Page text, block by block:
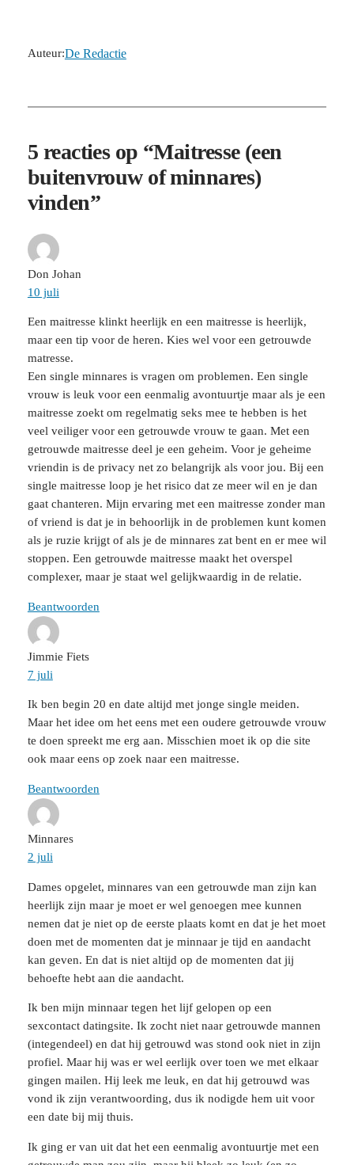
Auteur:De Redactie
5 reacties op “Maitresse (een
buitenvrouw of minnares)
vinden”
Don Johan
10 juli
Een maitresse klinkt heerlijk en een maitresse is heerlijk,
maar een tip voor de heren. Kies wel voor een getrouwde
matresse.
Een single minnares is vragen om problemen. Een single
vrouw is leuk voor een eenmalig avontuurtje maar als je een
maitresse zoekt om regelmatig seks mee te hebben is het
veel veiliger voor een getrouwde vrouw te gaan. Met een
getrouwde maitresse deel je een geheim. Voor je geheime
vriendin is de privacy net zo belangrijk als voor jou. Bij een
single maitresse loop je het risico dat ze meer wil en je dan
gaat chanteren. Mijn ervaring met een maitresse zonder man
of vriend is dat je in behoorlijk in de problemen kunt komen
als je ruzie krijgt of als je de minnares zat bent en er mee wil
stoppen. Een getrouwde maitresse maakt het overspel
complexer, maar je staat wel gelijkwaardig in de relatie.
Beantwoorden
Jimmie Fiets
7 juli
Ik ben begin 20 en date altijd met jonge single meiden.
Maar het idee om het eens met een oudere getrouwde vrouw
te doen spreekt me erg aan. Misschien moet ik op die site
ook maar eens op zoek naar een maitresse.
Beantwoorden
Minnares
2 juli
Dames opgelet, minnares van een getrouwde man zijn kan
heerlijk zijn maar je moet er wel genoegen mee kunnen
nemen dat je niet op de eerste plaats komt en dat je het moet
doen met de momenten dat je minnaar je tijd en aandacht
kan geven. En dat is niet altijd op de momenten dat jij
behoefte hebt aan die aandacht.
Ik ben mijn minnaar tegen het lijf gelopen op een
sexcontact datingsite. Ik zocht niet naar getrouwde mannen
(integendeel) en dat hij getrouwd was stond ook niet in zijn
profiel. Maar hij was er wel eerlijk over toen we met elkaar
gingen mailen. Hij leek me leuk, en dat hij getrouwd was
vond ik zijn verantwoording, dus ik nodigde hem uit voor
een date bij mij thuis.
Ik ging er van uit dat het een eenmalig avontuurtje met een